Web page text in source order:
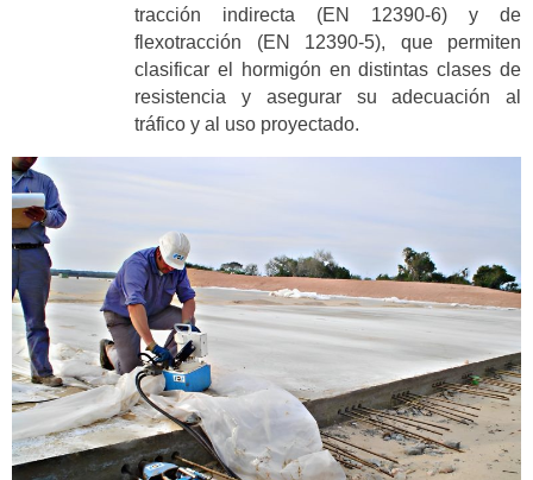
tracción indirecta (EN 12390-6) y de
flexotracción (EN 12390-5), que permiten
clasificar el hormigón en distintas clases de
resistencia y asegurar su adecuación al
tráfico y al uso proyectado.